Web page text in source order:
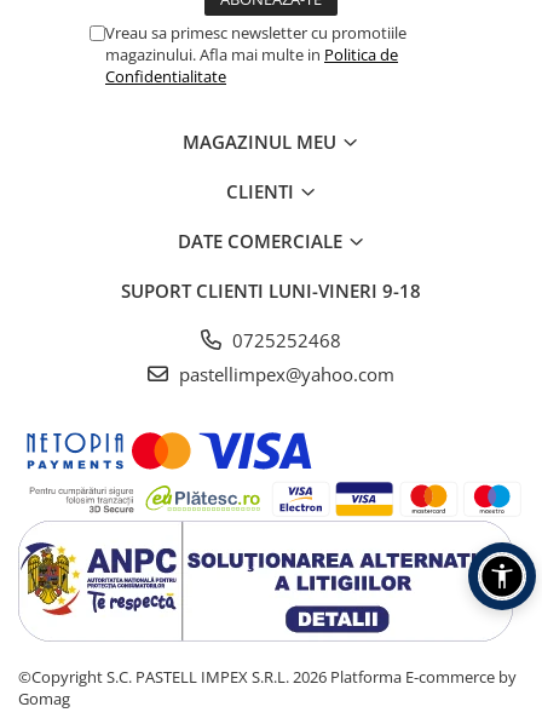
Vreau sa primesc newsletter cu promotiile
magazinului. Afla mai multe in Politica de
Confidentialitate
MAGAZINUL MEU
CLIENTI
DATE COMERCIALE
SUPORT CLIENTI LUNI-VINERI 9-18
0725252468
pastellimpex@yahoo.com
©Copyright S.C. PASTELL IMPEX S.R.L. 2026 Platforma E-commerce by
Gomag